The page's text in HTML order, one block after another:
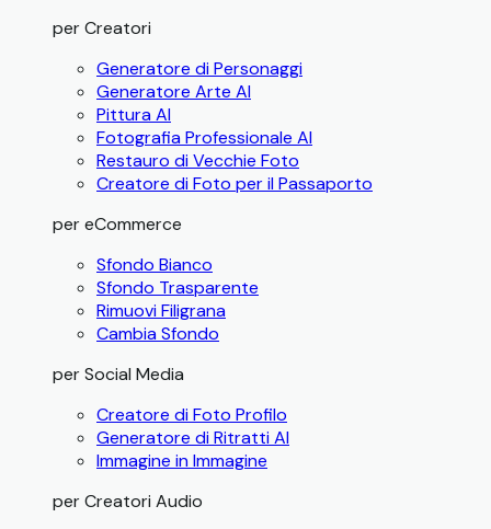
per Creatori
Generatore di Personaggi
Generatore Arte AI
Pittura AI
Fotografia Professionale AI
Restauro di Vecchie Foto
Creatore di Foto per il Passaporto
per eCommerce
Sfondo Bianco
Sfondo Trasparente
Rimuovi Filigrana
Cambia Sfondo
per Social Media
Creatore di Foto Profilo
Generatore di Ritratti AI
Immagine in Immagine
per Creatori Audio